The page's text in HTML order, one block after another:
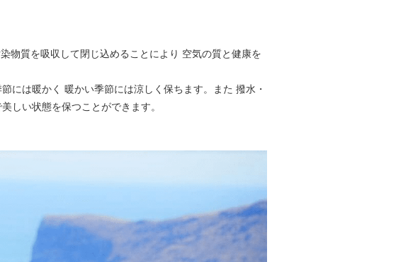
物質を吸収して閉じ込めることにより 空気の質と健康を
には暖かく 暖かい季節には涼しく保ちます。また 撥水・
しい状態を保つことができます。